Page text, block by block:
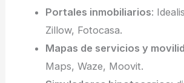
Portales inmobiliarios:
Zillow, Fotocasa.
Mapas de servicios y
Maps, Waze, Moovit.